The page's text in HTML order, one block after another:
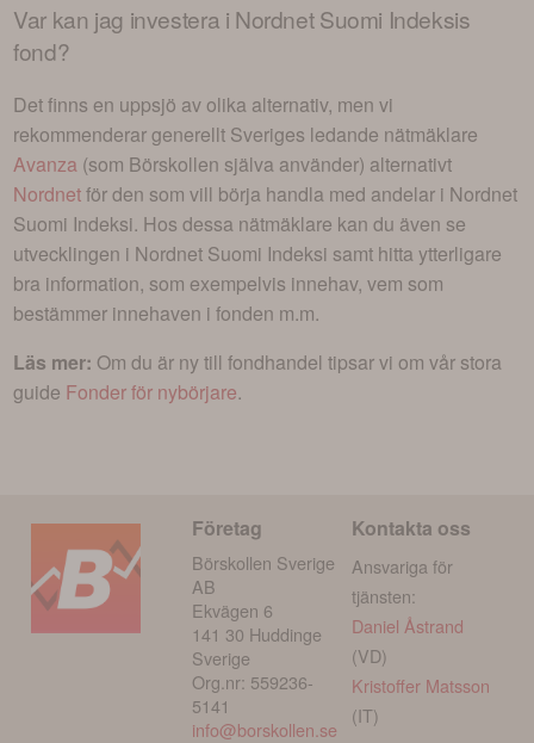
Var kan jag investera i Nordnet Suomi Indeksis
fond?
Det finns en uppsjö av olika alternativ, men vi
rekommenderar generellt Sveriges ledande nätmäklare
Avanza (som Börskollen själva använder) alternativt
Nordnetför den som vill börja handla med andelar i Nordnet
Suomi Indeksi. Hos dessa nätmäklare kan du även se
utvecklingen i Nordnet Suomi Indeksi samt hitta ytterligare
bra information, som exempelvis innehav, vem som
bestämmer innehaven i fonden m.m.
Läs mer: Om du är ny till fondhandel tipsar vi om vår stora
guide Fonder för nybörjare.
Företag
Börskollen Sverige
AB
Ekvägen 6
141 30 Huddinge
Sverige
Org.nr: 559236-
5141
info@borskollen.se
Kontakta oss
Ansvariga för
tjänsten:
Daniel Åstrand
(VD)
Kristoffer Matsson
(IT)